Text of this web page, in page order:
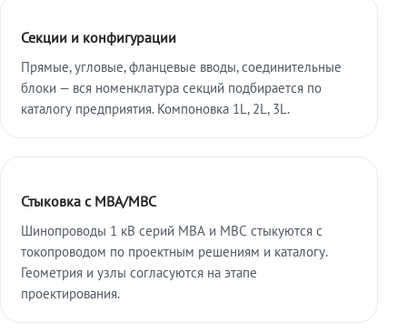
Секции и конфигурации
Прямые, угловые, фланцевые вводы, соединительные
блоки — вся номенклатура секций подбирается по
каталогу предприятия. Компоновка 1L, 2L, 3L.
Стыковка с МВА/МВС
Шинопроводы 1 кВ серий МВА и МВС стыкуются с
токопроводом по проектным решениям и каталогу.
Геометрия и узлы согласуются на этапе
проектирования.